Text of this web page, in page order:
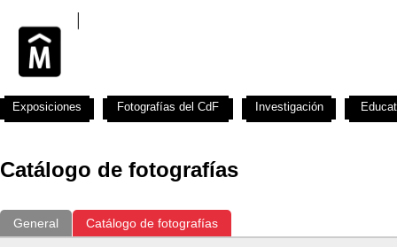
Catálogo de fotografías
General Catálogo de fotografías
Exposiciones Fotografías del CdF Investigación